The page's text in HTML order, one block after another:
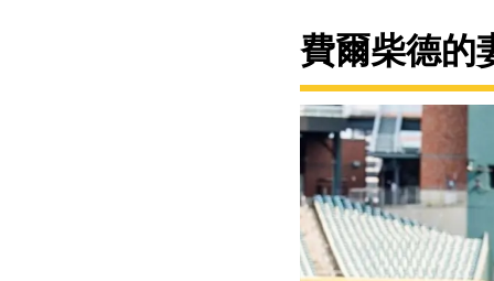
費爾柴德的